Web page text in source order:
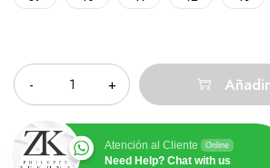
Atención al Cliente Online
Need Help? Chat with us